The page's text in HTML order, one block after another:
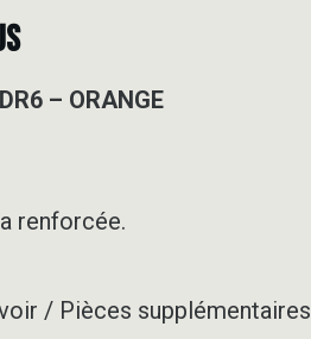
AM
650-
-
– ORANGE
renforcée.
/ Pièces